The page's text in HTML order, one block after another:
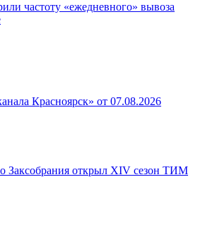
частоту «ежедневного» вывоза
Красноярск» от 07.08.2026
Заксобрания открыл XIV сезон ТИМ